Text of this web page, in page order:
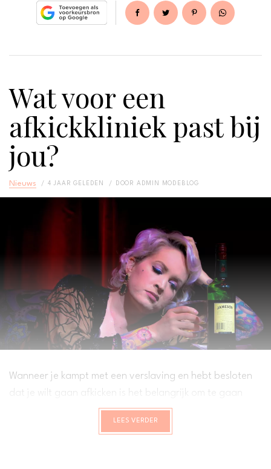
Wat voor een
afkickkliniek past bij
jou?
Nieuws 4 JAAR GELEDEN DOOR ADMIN MODEBLOG
Wanneer je kampt met een verslaving en hebt besloten
kijken welke afkickkliniek geschikt is voor jou en
LEES VERDER